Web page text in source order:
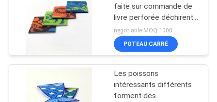
DEMANDEZ
impression du livre à
colorier
faite sur commande de
livre perforée déchirent
des pages a rayé
l'écriture de tampon
negotiable MOQ:1000
POTEAU CARRÉ
Les poissons
intéressants différents
forment des